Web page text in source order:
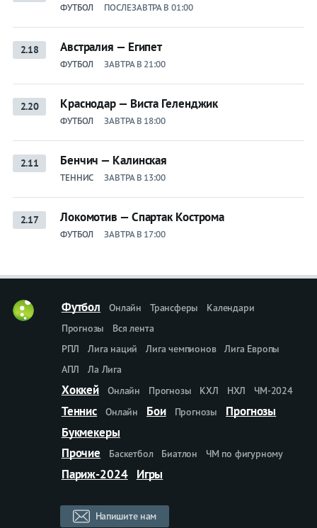
ФУТБОЛ ПОСЛЕЗАВТРА В 01:00
2.18 Австралия — Египет
ФУТБОЛ ЗАВТРА В 21:00
2.20 Краснодар — Виста Геленджик
ФУТБОЛ ЗАВТРА В 18:00
2.11 Бенчич — Калинская
ТЕННИС ЗАВТРА В 13:00
2.17 Локомотив — Спартак Кострома
ФУТБОЛ ЗАВТРА В 17:00
Футбол Онлайн Трансферы
Календари
Прогнозы
Вся лента
РПЛ
Лига наций Лига чемпионов
Лига Европы
АПЛ
Ла Лига
Хоккей Онлайн Прогнозы КХЛ НХЛ ЧМ-2024
Теннис Онлайн Бои Прогнозы
Прогнозы
Букмекеры
Прочие
Баскетбол Биатлон ЧМ по фигурному
Париж-2024 Игры
Напишите нам